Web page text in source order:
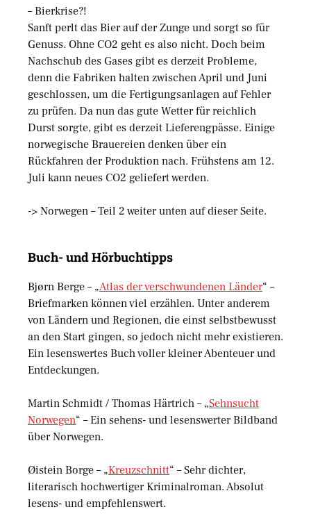
– Bierkrise?!
Sanft perlt das Bier auf der Zunge und sorgt so für
Genuss. Ohne CO2 geht es also nicht. Doch beim
Nachschub des Gases gibt es derzeit Probleme,
denn die Fabriken halten zwischen April und Juni
geschlossen, um die Fertigungsanlagen auf Fehler
zu prüfen. Da nun das gute Wetter für reichlich
Durst sorgte, gibt es derzeit Lieferengpässe. Einige
norwegische Brauereien denken über ein
Rückfahren der Produktion nach. Frühstens am 12.
Juli kann neues CO2 geliefert werden.
-> Norwegen – Teil 2 weiter unten auf dieser Seite.
Buch- und Hörbuchtipps
Bjørn Berge – „Atlas der verschwundenen Länder“ –
Briefmarken können viel erzählen. Unter anderem
von Ländern und Regionen, die einst selbstbewusst
an den Start gingen, so jedoch nicht mehr existieren.
Ein lesenswertes Buch voller kleiner Abenteuer und
Entdeckungen.
Martin Schmidt / Thomas Härtrich – „Sehnsucht
Norwegen“ – Ein sehens- und lesenswerter Bildband
über Norwegen.
Øistein Borge – „Kreuzschnitt“ – Sehr dichter,
literarisch hochwertiger Kriminalroman. Absolut
lesens- und empfehlenswert.